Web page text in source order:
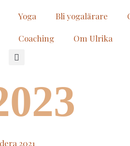
Yoga Bli yogalärare
Coaching Om Ulrika